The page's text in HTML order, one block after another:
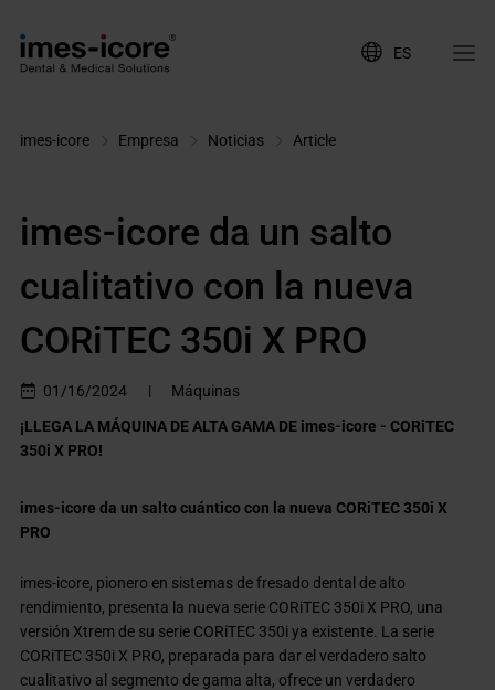
ES
imes-icore Empresa Noticias Article
imes-icore da un salto
cualitativo con la nueva
CORiTEC 350i X PRO
01/16/2024 |
Máquinas
¡LLEGA LA MÁQUINA DE ALTA GAMA DE imes-icore - CORiTEC
350i X PRO!
imes-icore da un salto cuántico con la nueva CORiTEC 350i X
PRO
imes-icore, pionero en sistemas de fresado dental de alto
rendimiento, presenta la nueva serie CORiTEC 350i X PRO, una
versión Xtrem de su serie CORiTEC 350i ya existente. La serie
CORiTEC 350i X PRO, preparada para dar el verdadero salto
cualitativo al segmento de gama alta, ofrece un verdadero